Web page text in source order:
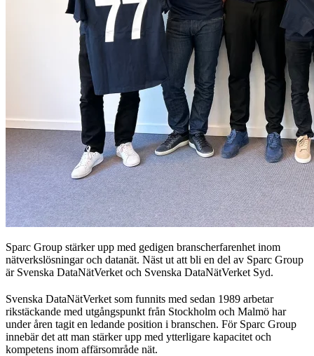
Sparc Group stärker upp med gedigen branscherfarenhet inom
nätverkslösningar och datanät. Näst ut att bli en del av Sparc Group
är Svenska DataNätVerket och Svenska DataNätVerket Syd.
Svenska DataNätVerket som funnits med sedan 1989 arbetar
rikstäckande med utgångspunkt från Stockholm och Malmö har
under åren tagit en ledande position i branschen. För Sparc Group
innebär det att man stärker upp med ytterligare kapacitet och
kompetens inom affärsområde nät.